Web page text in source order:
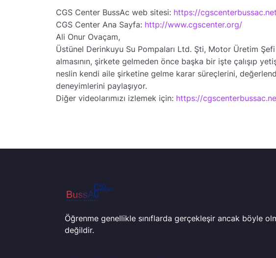
CGS Center BussAc web sitesi: https://
CGS Center Ana Sayfa: http://www.cgscenter.org/
Ali Onur Ovaçam,
Üstünel Derinkuyu Su Pompaları Ltd. Şti, Motor Üretim
almasının, şirkete gelmeden önce başka bir işte çalışıp
neslin kendi aile şirketine gelme karar süreçlerini,
deneyimlerini paylaşıyor.
Diğer videolarımızı izlemek için: https://
Öğrenme genellikle sınıflarda gerçekleşir ancak böyle
değildir.